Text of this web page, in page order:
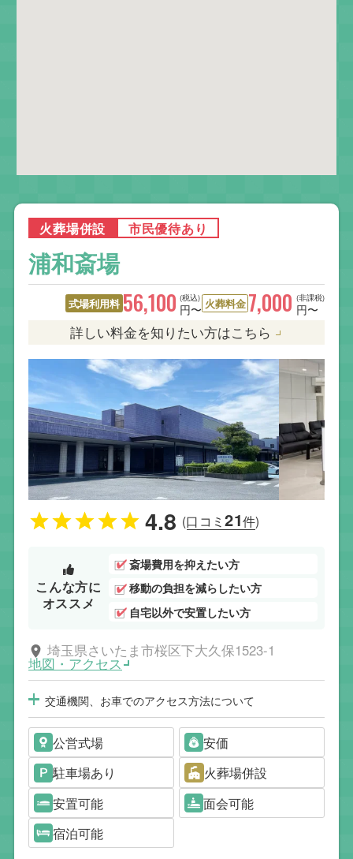
火葬場併設 市民優待あり
浦和斎場
式場利用料 (税込)
56,100 円〜 火葬料金 (非課税)
7,000 円〜
詳しい料金を知りたい方はこちら
4.8 (口コミ21件)
こんな方に
オススメ
斎場費用を抑えたい方
移動の負担を減らしたい方
自宅以外で安置したい方
埼玉県さいたま市桜区下大久保1523-1
地図・アクセス
交通機関、お車でのアクセス方法について
公営式場
安価
駐車場あり
火葬場併設
安置可能
面会可能
宿泊可能